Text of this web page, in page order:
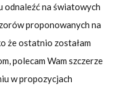
odnaleźć na światowych
proponowanych na
że ostatnio zostałam
polecam Wam szczerze
w propozycjach